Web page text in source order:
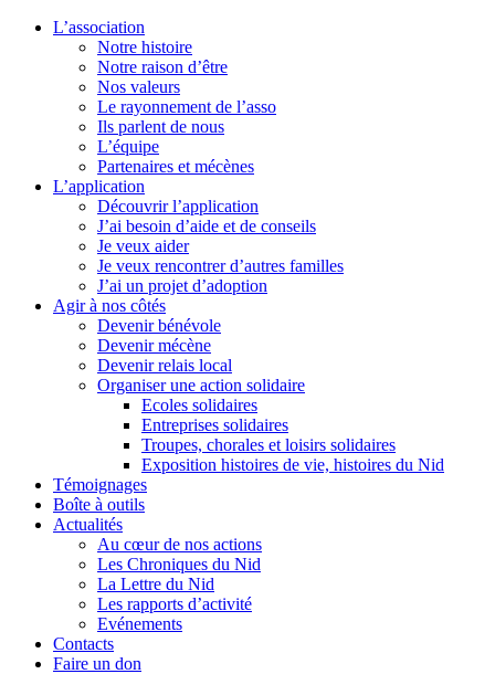
L’association
Notre histoire
Notre raison d’être
Nos valeurs
Le rayonnement de l’asso
Ils parlent de nous
L’équipe
Partenaires et mécènes
L’application
Découvrir l’application
J’ai besoin d’aide et de conseils
Je veux aider
Je veux rencontrer d’autres familles
J’ai un projet d’adoption
Agir à nos côtés
Devenir bénévole
Devenir mécène
Devenir relais local
Organiser une action solidaire
Ecoles solidaires
Entreprises solidaires
Troupes, chorales et loisirs solidaires
Exposition histoires de vie, histoires du Nid
Témoignages
Boîte à outils
Actualités
Au cœur de nos actions
Les Chroniques du Nid
La Lettre du Nid
Les rapports d’activité
Evénements
Contacts
Faire un don